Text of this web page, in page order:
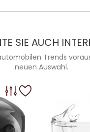
SIE AUCH
Trends
neuen Auswahl.